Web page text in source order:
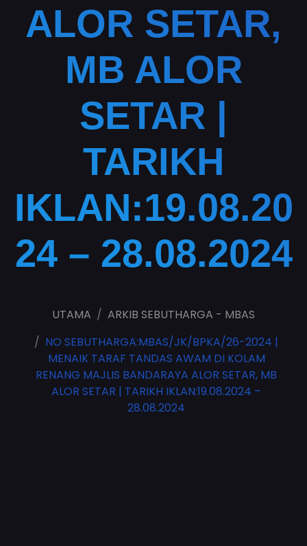
ALOR SETAR,
MB ALOR
SETAR |
TARIKH
IKLAN:19.08.20
24 – 28.08.2024
UTAMA
ARKIB SEBUTHARGA - MBAS
NO SEBUTHARGA:MBAS/JK/BPKA/26-2024 |
MENAIK TARAF TANDAS AWAM DI KOLAM
RENANG MAJLIS BANDARAYA ALOR SETAR, MB
ALOR SETAR | TARIKH IKLAN:19.08.2024 –
28.08.2024